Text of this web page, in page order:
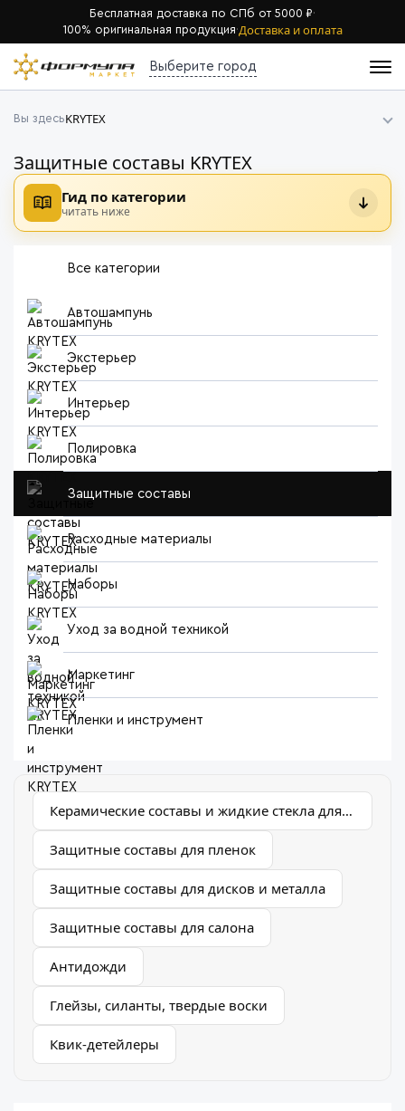
Бесплатная доставка по СПб от 5000 ₽·
100% оригинальная продукция·Доставка и оплата
Выберите город
Вы здесьKRYTEX
Защитные составы KRYTEX
Гид по категории
читать ниже
Все категории
Автошампунь
Экстерьер
Интерьер
Полировка
Защитные составы
Расходные материалы
Наборы
Уход за водной техникой
Маркетинг
Пленки и инструмент
Керамические составы и жидкие стекла для ЛКП
Защитные составы для пленок
Защитные составы для дисков и металла
Защитные составы для салона
Антидожди
Глейзы, силанты, твердые воски
Квик-детейлеры